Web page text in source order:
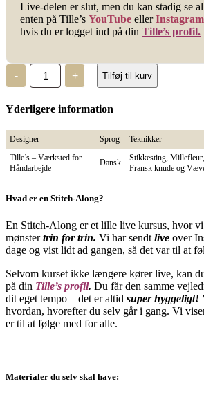
Live-delen er slut, men du kan stadig se
enten på Tille’s YouTube ellerInstagram
hvis du er logget ind på din Tille’s profil.
-
Hjerteranke,
Broderimønster
antal
+ Tilføj til kurv
Yderligere information
Designer Sprog
Teknikker
Tille’s – Værksted for
Håndarbejde
Dansk
Stikkesting,
Fransk knude og
Hvad er en Stitch-Along?
En Stitch-Along er et lille live kursus, hvor vi
mønstertrin for trin. Vi har sendt live over
dage og vist lidt ad gangen, så det var til at
Selvom kurset ikke længere kører live, kan
på din Tille’s profil. Du får den samme
dit eget tempo – det er altid super hyggeligt!
hvordan, hvorefter du selv går i gang. Vi
er til at følge med for alle.
Materialer du selv skal have: